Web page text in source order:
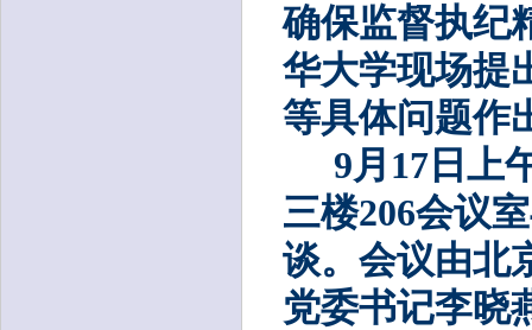
确保监督执纪
华大学现场提
等具体问题作
9月17日上
三楼206会议
谈。会议由北
党委书记李晓